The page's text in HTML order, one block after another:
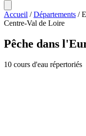
Accueil / Départements /
Centre-Val de Loire
Pêche dans
10 cours d'eau répertoriés